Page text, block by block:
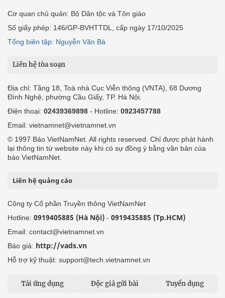
Cơ quan chủ quản: Bộ Dân tộc và Tôn giáo
Số giấy phép: 146/GP-BVHTTDL, cấp ngày 17/10/2025
Tổng biên tập: Nguyễn Văn Bá
Liên hệ tòa soạn
Địa chỉ: Tầng 18, Toà nhà Cục Viễn thông (VNTA), 68 Dương
Đình Nghệ, phường Cầu Giấy, TP. Hà Nội.
Điện thoại: 02439369898 - Hotline: 0923457788
Email: vietnamnet@vietnamnet.vn
© 1997 Báo VietNamNet. All rights reserved. Chỉ được phát hành
lại thông tin từ website này khi có sự đồng ý bằng văn bản của
báo VietNamNet.
Liên hệ quảng cáo
Công ty Cổ phần Truyền thông VietNamNet
Hotline: 0919405885 (Hà Nội) - 0919435885 (Tp.HCM)
Email: contact@vietnamnet.vn
Báo giá: http://vads.vn
Hỗ trợ kỹ thuật: support@tech.vietnamnet.vn
Tải ứng dụng Độc giả gửi bài Tuyển dụng